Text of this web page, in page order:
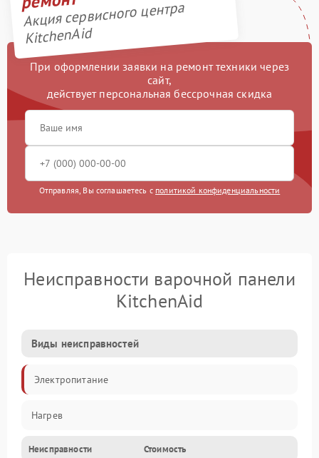
Акция сервисного центра
KitchenAid
При оформлении заявки на ремонт техники через
сайт,
действует персональная бессрочная скидка
Отправляя, Вы соглашаетесь с политикой конфиденциальности
Неисправности варочной панели
KitchenAid
Виды неисправностей
Электропитание
Нагрев
Неисправности Стоимость